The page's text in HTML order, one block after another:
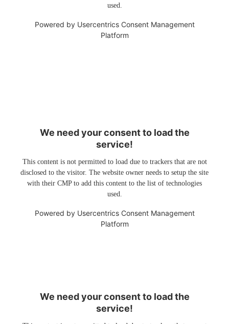
used.
Powered by Usercentrics Consent Management
Platform
We need your consent to load the
service!
This content is not permitted to load due to trackers that are not
disclosed to the visitor. The website owner needs to setup the site
with their CMP to add this content to the list of technologies
used.
Powered by Usercentrics Consent Management
Platform
We need your consent to load the
service!